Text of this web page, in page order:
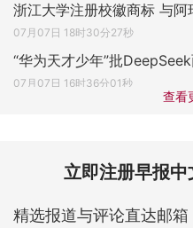
浙江大学注册校徽商标 与阿
07月07日 18时30分27秒
“华为天才少年”批
07月07日 16时36分01秒
查看
立即注册早报
精选报道与评论直达邮箱